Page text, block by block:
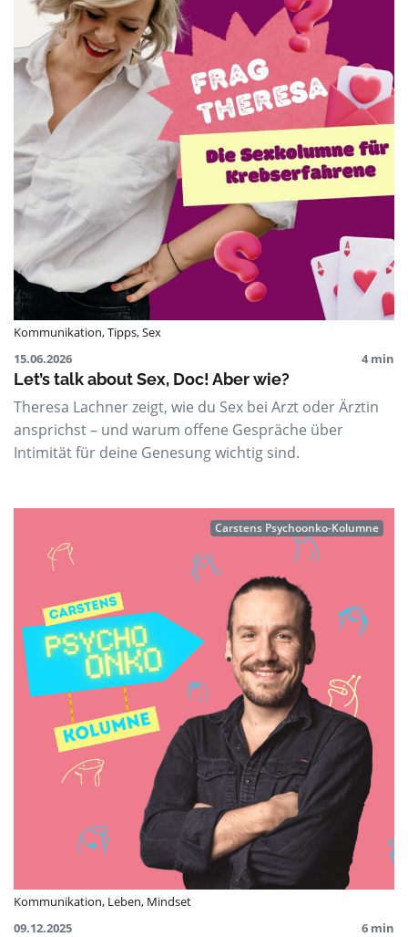
Kommunikation,Tipps,Sex
15.06.2026
4 min
Let’s talk about Sex, Doc! Aber wie?
Theresa Lachner zeigt, wie du Sex bei Arzt oder Ärztin
ansprichst – und warum offene Gespräche über
Intimität für deine Genesung wichtig sind.
Carstens Psychoonko-Kolumne
Kommunikation, Leben, Mindset
09.12.2025
6 min